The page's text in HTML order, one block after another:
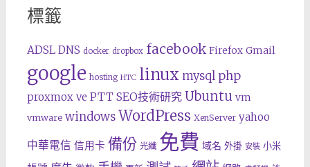
標籤
ADSL DNS docker dropbox facebook Firefox Gmail
google hosting HTC linux mysql php
proxmox ve PTT SEO技術研究 Ubuntu vm
vmware windows WordPress XenServer yahoo
中華電信 信用卡 備份 光纖 免費 域名 外掛 安裝 小米